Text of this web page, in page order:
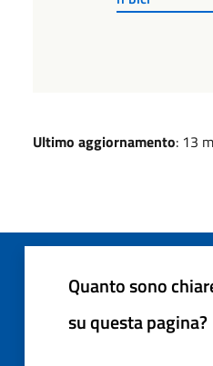
Ultimo aggiornamento: 13
Quanto sono
su questa pagina?